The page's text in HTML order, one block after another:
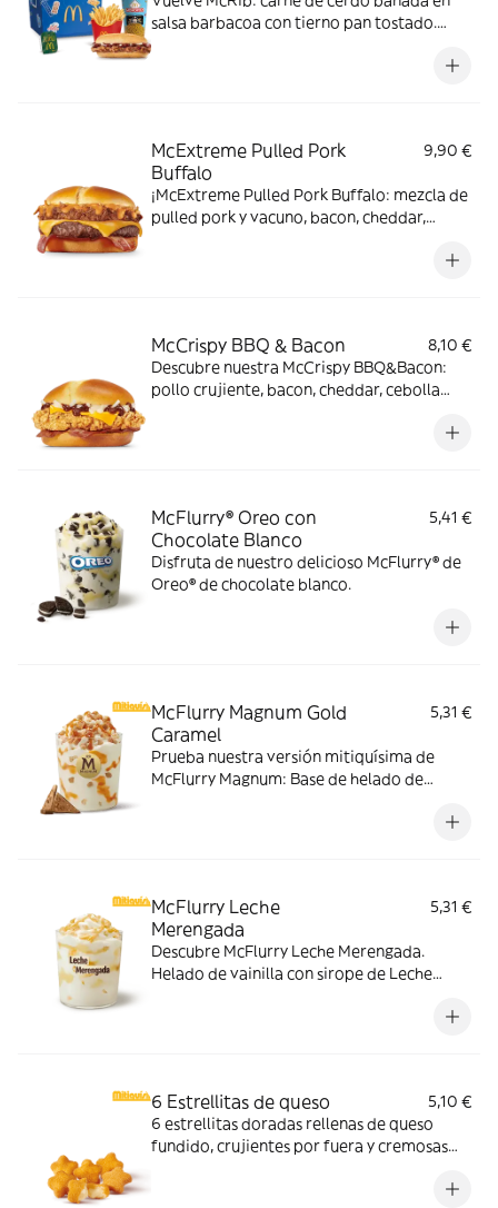
salsa barbacoa con tierno pan tostado.
McExtreme Pulled Pork
Buffalo
9,90 €
¡McExtreme Pulled Pork Buffalo: mezcla de
pulled pork y vacuno, bacon, cheddar,
McCrispy BBQ & Bacon
8,10 €
Descubre nuestra McCrispy BBQ&Bacon:
pollo crujiente, bacon, cheddar, cebolla
harina de trigo con copos de patata. ¡Sabor
McFlurry® Oreo con
Chocolate Blanco
5,41 €
Disfruta de nuestro delicioso McFlurry® de
Oreo® de chocolate blanco.
McFlurry Magnum Gold
Caramel
5,31 €
Prueba nuestra versión mitiquísima de
McFlurry Magnum: Base de helado de
Topping triturado de galleta con perlas y
McFlurry Leche
Merengada
5,31 €
Descubre McFlurry Leche Merengada.
Helado de vainilla con sirope de Leche
ahora y no te quedes sin tus mitiquísimos
6 Estrellitas de queso
5,10 €
6 estrellitas doradas rellenas de queso
fundido, crujientes por fuera y cremosas